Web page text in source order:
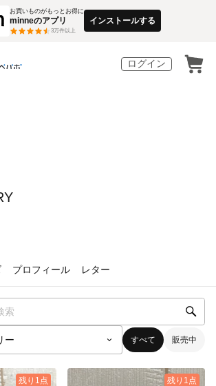
お買いものがもっとお得に
minneのアプリ
3万件以上
インストールする
ログイン
プロフィール レター
すべて 販売中
残り1点 残り1点